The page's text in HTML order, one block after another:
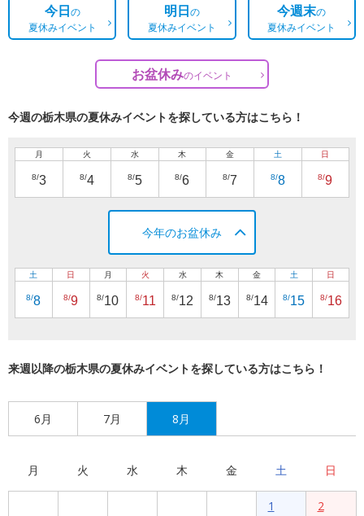
今日の
夏休みイベント
明日の
夏休みイベント
今週末の
夏休みイベント
お盆休みのイベント
今週の栃木県の夏休みイベントを探している方はこちら！
月
8/3
火
8/4
水
8/5
木
8/6
金
8/7
土
8/8
日
8/9
今年のお盆休み
土
8/8
日
8/9
月
8/10
火
8/11
水
8/12
木
8/13
金
8/14
土
8/15
日
8/16
来週以降の栃木県の夏休みイベントを探している方はこちら！
6月 7月 8月
月 火 水 木 金 土 日
1 2